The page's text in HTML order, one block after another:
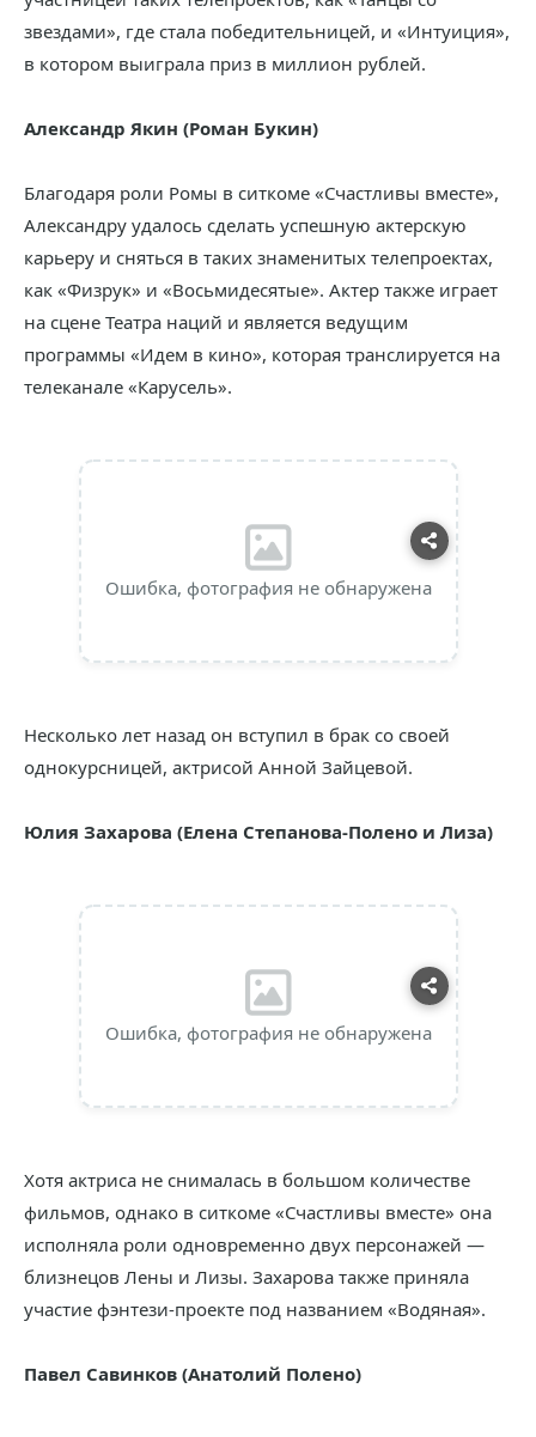
звездами», где стала победительницей, и «Интуиция»,
в котором выиграла приз в миллион рублей.
Александр Якин (Роман Букин)
Благодаря роли Ромы в ситкоме «Счастливы вместе»,
Александру удалось сделать успешную актерскую
карьеру и сняться в таких знаменитых телепроектах,
как «Физрук» и «Восьмидесятые». Актер также играет
на сцене Театра наций и является ведущим
программы «Идем в кино», которая транслируется на
телеканале «Карусель».
Ошибка, фотография не обнаружена
Несколько лет назад он вступил в брак со своей
однокурсницей, актрисой Анной Зайцевой.
Юлия Захарова (Елена Степанова-Полено и Лиза)
Ошибка, фотография не обнаружена
Хотя актриса не снималась в большом количестве
фильмов, однако в ситкоме «Счастливы вместе» она
исполняла роли одновременно двух персонажей —
близнецов Лены и Лизы. Захарова также приняла
участие фэнтези-проекте под названием «Водяная».
Павел Савинков (Анатолий Полено)